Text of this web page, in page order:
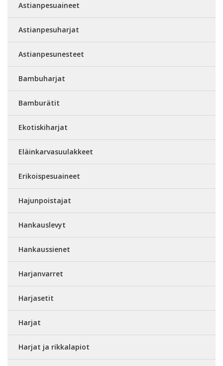
Astianpesuaineet
Astianpesuharjat
Astianpesunesteet
Bambuharjat
Bamburätit
Ekotiskiharjat
Eläinkarvasuulakkeet
Erikoispesuaineet
Hajunpoistajat
Hankauslevyt
Hankaussienet
Harjanvarret
Harjasetit
Harjat
Harjat ja rikkalapiot